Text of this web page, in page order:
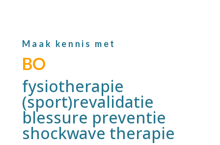
Maak kennis met
BO
fysiotherapie
(sport)revalidatie
blessure preventie
shockwave therapie